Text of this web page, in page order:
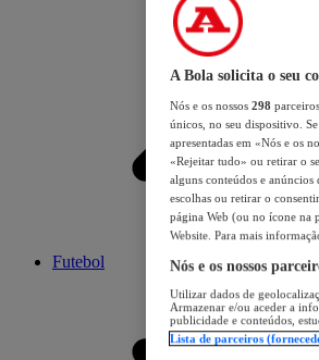
Futebol
A Bola solicita o seu
Nós e os nossos 298
únicos, no seu dispositivo.
apresentadas em «Nós e os
«Rejeitar tudo» ou retirar o
alguns conteúdos e anúncios
escolhas ou retirar o
página Web (ou no ícone na
Website. Para mais
Nós e os nossos
Utilizar dados de
Armazenar e/ou aceder a
publicidade e conteúdos,
Lista de parceiros